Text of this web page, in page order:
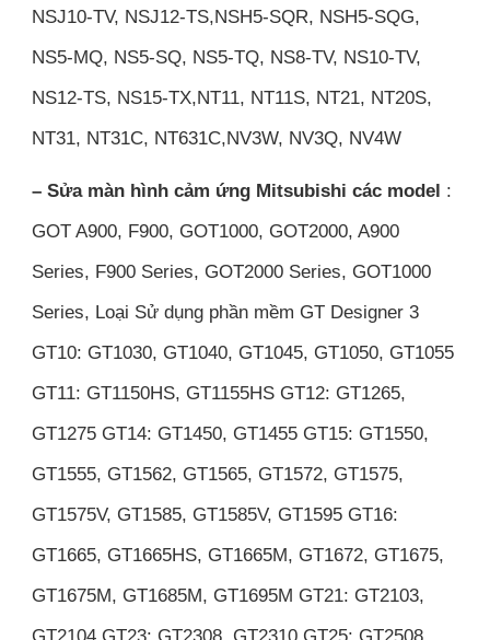
NSJ10-TV, NSJ12-TS,NSH5-SQR, NSH5-SQG,
NS5-MQ, NS5-SQ, NS5-TQ, NS8-TV, NS10-TV,
NS12-TS, NS15-TX,NT11, NT11S, NT21, NT20S,
NT31, NT31C, NT631C,NV3W, NV3Q, NV4W
– Sửa màn hình cảm ứng Mitsubishi các model :
GOT A900, F900, GOT1000, GOT2000, A900
Series, F900 Series, GOT2000 Series, GOT1000
Series, Loại Sử dụng phần mềm GT Designer 3
GT10: GT1030, GT1040, GT1045, GT1050, GT1055
GT11: GT1150HS, GT1155HS GT12: GT1265,
GT1275 GT14: GT1450, GT1455 GT15: GT1550,
GT1555, GT1562, GT1565, GT1572, GT1575,
GT1575V, GT1585, GT1585V, GT1595 GT16:
GT1665, GT1665HS, GT1665M, GT1672, GT1675,
GT1675M, GT1685M, GT1695M GT21: GT2103,
GT2104 GT23: GT2308, GT2310 GT25: GT2508,